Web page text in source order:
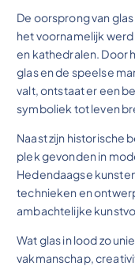
De oorsprong van
het voornamelijk
en kathedralen. Door
glas en de speelse
valt, ontstaat er een
symboliek tot leven
Naast zijn historische
plek gevonden in
Hedendaagse
technieken en
ambachtelijke
Wat glas in lood zo
vakmanschap,